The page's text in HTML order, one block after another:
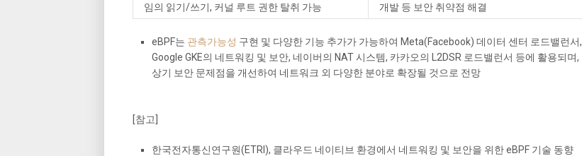
임의 읽기/쓰기, 커널 루트 권한 탈취 가능
개발 등 보안 취약점 해결
eBPF는 관측가능성 구현 및 다양한 기능 추가가 가능하여 Meta(Facebook) 데이터 센터 로드밸런서,
Google GKE의 네트워킹 및 보안, 네이버의 NAT 시스템, 카카오의 L2DSR 로드밸런서 등에 활용되며,
상기 보안 문제점을 개선하여 네트워크 외 다양한 분야로 확장될 것으로 전망
[참고]
한국전자통신연구원(ETRI), 클라우드 네이티브 환경에서 네트워킹 및 보안을 위한 eBPF 기술 동향